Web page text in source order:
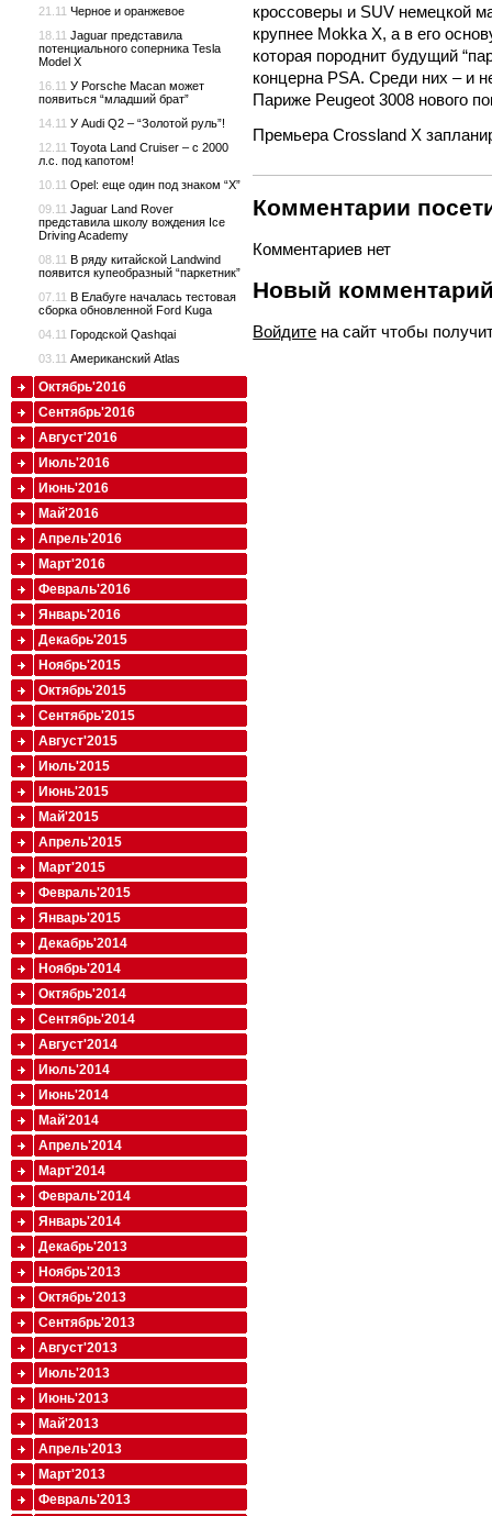
кроссоверы и SUV немецкой
крупнее Mokka X, а в его
которая породнит будущий
концерна PSA. Среди них – и
Париже Peugeot 3008 нового
Премьера Crossland X
Комментарии
Комментариев нет
Новый
Войдите на сайт чтобы
21.11 Черное и оранжевое
18.11 Jaguar представила
потенциального соперника Tesla
Model X
16.11 У Porsche Macan может
появиться “младший брат”
14.11 У Audi Q2 – “Золотой руль”!
12.11 Toyota Land Cruiser – с 2000
л.с. под капотом!
10.11 Opel: еще один под знаком “X”
09.11 Jaguar Land Rover
представила школу вождения Ice
Driving Academy
08.11 В ряду китайской Landwind
появится купеобразный “паркетник”
07.11 В Елабуге началась тестовая
сборка обновленной Ford Kuga
04.11 Городской Qashqai
03.11 Американский Atlas
Октябрь'2016
Сентябрь'2016
Август'2016
Июль'2016
Июнь'2016
Май'2016
Апрель'2016
Март'2016
Февраль'2016
Январь'2016
Декабрь'2015
Ноябрь'2015
Октябрь'2015
Сентябрь'2015
Август'2015
Июль'2015
Июнь'2015
Май'2015
Апрель'2015
Март'2015
Февраль'2015
Январь'2015
Декабрь'2014
Ноябрь'2014
Октябрь'2014
Сентябрь'2014
Август'2014
Июль'2014
Июнь'2014
Май'2014
Апрель'2014
Март'2014
Февраль'2014
Январь'2014
Декабрь'2013
Ноябрь'2013
Октябрь'2013
Сентябрь'2013
Август'2013
Июль'2013
Июнь'2013
Май'2013
Апрель'2013
Март'2013
Февраль'2013